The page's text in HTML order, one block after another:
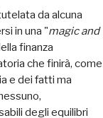
da alcuna
in una "magic and
finanza
che finirà, come
e dei fatti ma
degli equilibri